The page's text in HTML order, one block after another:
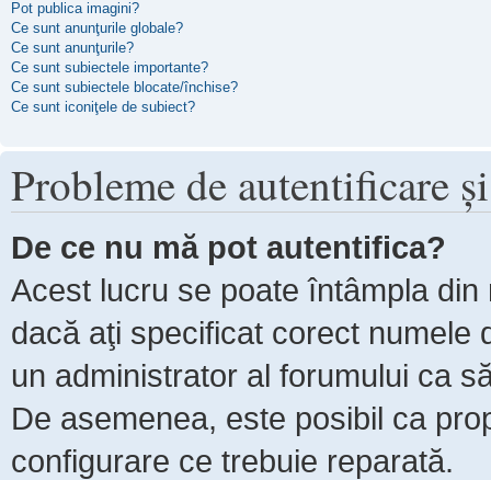
Pot publica imagini?
Ce sunt anunţurile globale?
Ce sunt anunţurile?
Ce sunt subiectele importante?
Ce sunt subiectele blocate/închise?
Ce sunt iconiţele de subiect?
Probleme de autentificare
De ce nu mă pot autentifica?
Acest lucru se poate întâmpla
dacă aţi specificat corect numele
un administrator al forumului ca
De asemenea, este posibil ca
configurare ce trebuie reparată.